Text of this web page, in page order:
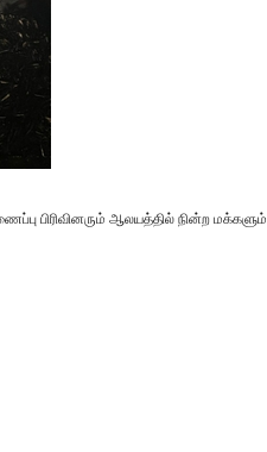
பிரிவினரும் ஆலயத்தில் நின்ற மக்களும்